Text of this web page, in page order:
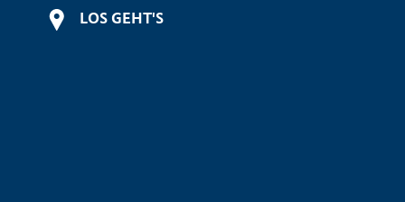
LOS GEHT'S